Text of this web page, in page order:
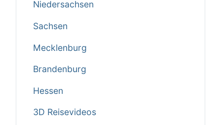
Niedersachsen
Sachsen
Mecklenburg
Brandenburg
Hessen
3D Reisevideos